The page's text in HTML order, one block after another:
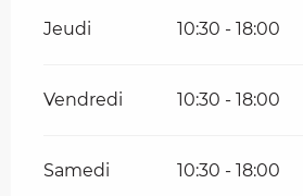
Jeudi 10:30 - 18:00
Vendredi 10:30 - 18:00
Samedi 10:30 - 18:00